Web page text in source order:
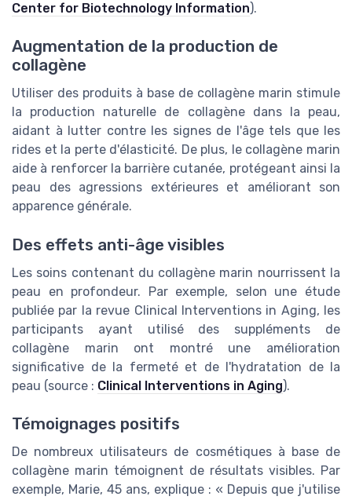
Center for Biotechnology Information).
Augmentation de la production de
collagène
Utiliser des produits à base de collagène marin stimule
la production naturelle de collagène dans la peau,
aidant à lutter contre les signes de l'âge tels que les
rides et la perte d'élasticité. De plus, le collagène marin
aide à renforcer la barrière cutanée, protégeant ainsi la
peau des agressions extérieures et améliorant son
apparence générale.
Des effets anti-âge visibles
Les soins contenant du collagène marin nourrissent la
peau en profondeur. Par exemple, selon une étude
publiée par la revue Clinical Interventions in Aging, les
participants ayant utilisé des suppléments de
collagène marin ont montré une amélioration
significative de la fermeté et de l'hydratation de la
peau (source : Clinical Interventions in Aging).
Témoignages positifs
De nombreux utilisateurs de cosmétiques à base de
collagène marin témoignent de résultats visibles. Par
exemple, Marie, 45 ans, explique : « Depuis que j'utilise